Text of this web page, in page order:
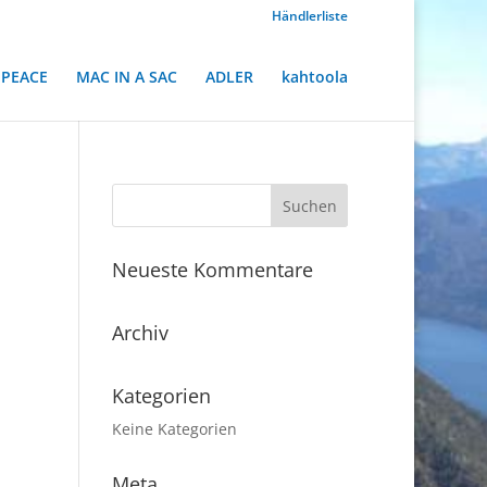
Händlerliste
MAC IN A SAC ADLER kahtoola
Neueste Kommentare
Archiv
Kategorien
Keine Kategorien